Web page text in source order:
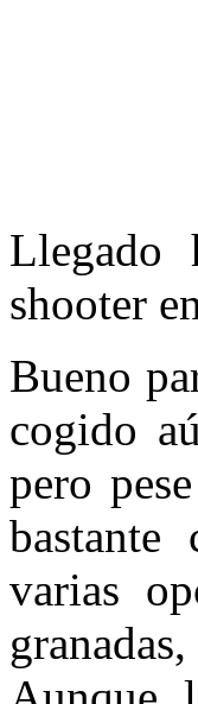
Llegado
shooter
Bueno
cogido
pero
varias